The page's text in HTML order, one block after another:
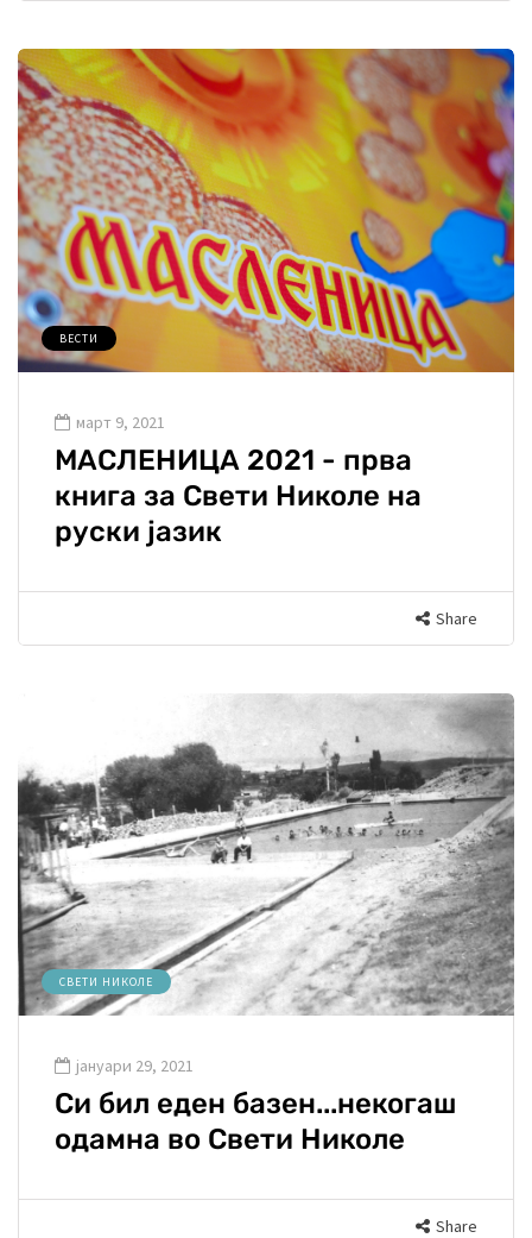
ВЕСТИ
март 9, 2021
МАСЛЕНИЦА 2021 - прва
книга за Свети Николе на
руски јазик
Share
СВЕТИ НИКОЛЕ
јануари 29, 2021
Си бил еден базен...некогаш
одамна во Свети Николе
Share